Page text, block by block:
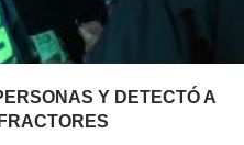
Y DETECTÓ A